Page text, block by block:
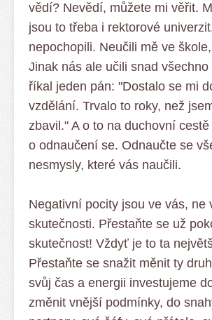
vědí? Nevědí, můžete mi věřit.
jsou to třeba i rektorové
nepochopili. Neučili mě ve
Jinak nás ale učili snad
říkal jeden pán: "Dostalo se mi
vzdělání. Trvalo to roky, než
zbavil." A o to na duchovní
o odnaučení se. Odnaučte se
nesmysly, které vás naučili.
Negativní pocity jsou ve vás, ne
skutečnosti. Přestaňte se už
skutečnost! Vždyť je to ta
Přestaňte se snažit měnit ty
svůj čas a energii investujeme
změnit vnější podmínky, do